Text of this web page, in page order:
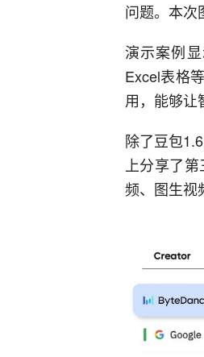
问题。本次
演示案例
Excel表格
用，能够让
除了豆包
上分享了
频、图生视